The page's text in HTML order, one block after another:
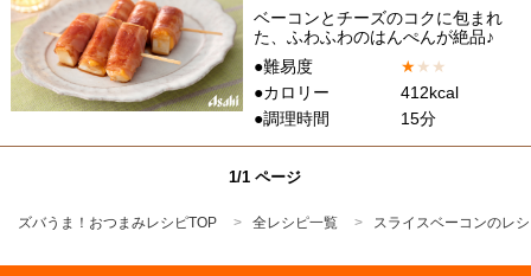
ベーコンとチーズのコクに包まれ
た、ふわふわのはんぺんが絶品♪
●難易度
★★ ★
●カロリー
412kcal
●調理時間
15分
1/1 ページ
ズバうま！おつまみレシピTOP 全レシピ一覧 スライスベーコンのレ